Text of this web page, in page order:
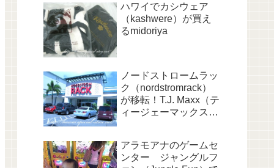
ハワイでカシウェア
（kashwere）が買え
るmidoriya
ノードストロームラッ
ク（nordstromrack）
が移転！T.J. Maxx（テ
ィージェーマックス）
アラモアナのゲームセ
ンター ジャングルフ